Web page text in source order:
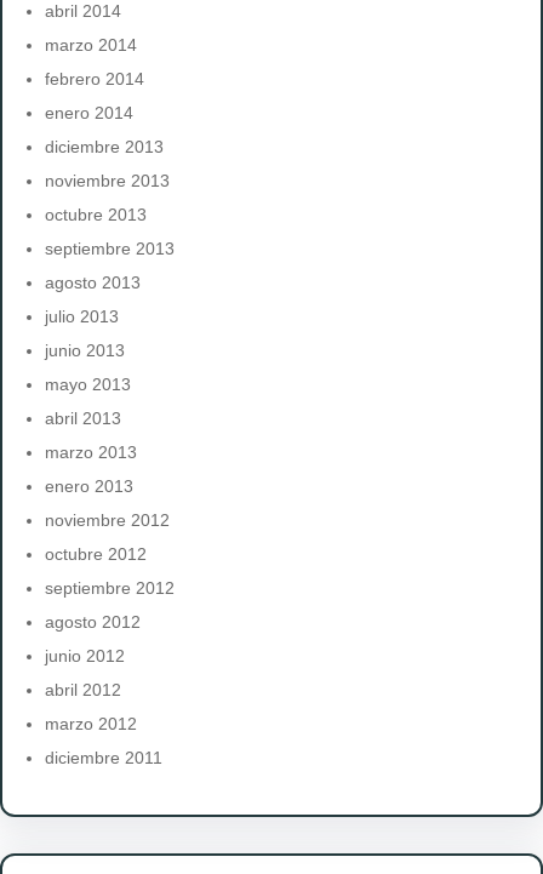
abril 2014
marzo 2014
febrero 2014
enero 2014
diciembre 2013
noviembre 2013
octubre 2013
septiembre 2013
agosto 2013
julio 2013
junio 2013
mayo 2013
abril 2013
marzo 2013
enero 2013
noviembre 2012
octubre 2012
septiembre 2012
agosto 2012
junio 2012
abril 2012
marzo 2012
diciembre 2011